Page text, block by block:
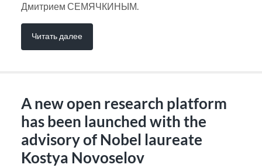
Дмитрием СЕМЯЧКИНЫМ.
Читать далее
A new open research platform
has been launched with the
advisory of Nobel laureate
Kostya Novoselov